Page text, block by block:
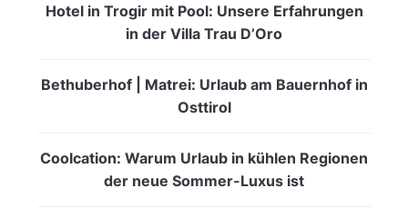
Hotel in Trogir mit Pool: Unsere Erfahrungen
in der Villa Trau D’Oro
Bethuberhof | Matrei: Urlaub am Bauernhof in
Osttirol
Coolcation: Warum Urlaub in kühlen Regionen
der neue Sommer-Luxus ist